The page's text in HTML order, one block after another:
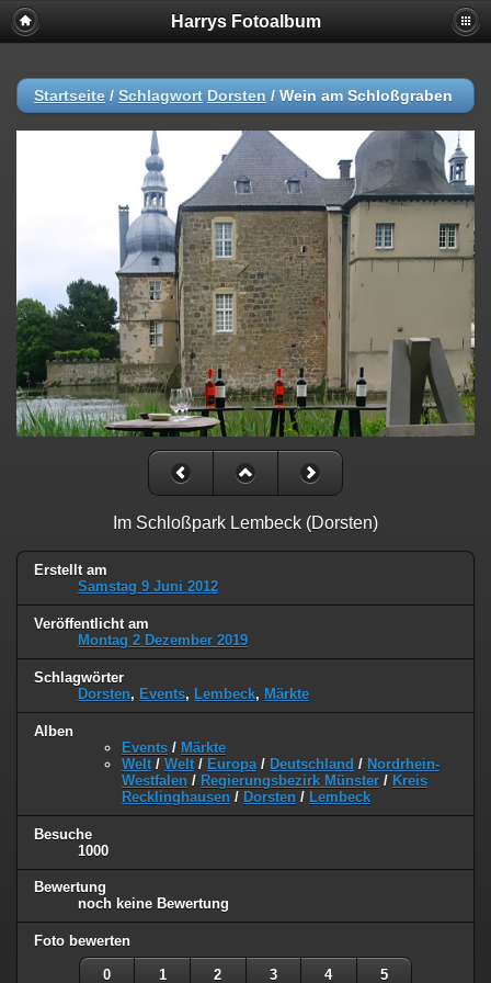
Harrys Fotoalbum
Startseite / Schlagwort Dorsten / Wein am Schloßgraben
Im Schloßpark Lembeck (Dorsten)
Erstellt am
Samstag 9 Juni 2012
Veröffentlicht am
Montag 2 Dezember 2019
Schlagwörter
Dorsten, Events, Lembeck, Märkte
Alben
Events / Märkte
Welt / Welt / Europa / Deutschland / Nordrhein-
Westfalen / Regierungsbezirk Münster / Kreis
Recklinghausen / Dorsten / Lembeck
Besuche
1000
Bewertung
noch keine Bewertung
Foto bewerten
0 1 2 3 4 5